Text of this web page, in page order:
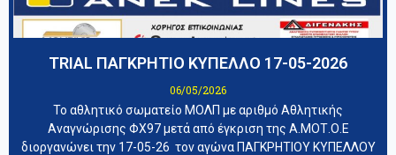
TRIAL ΠΑΓΚΡΗΤΙΟ ΚΥΠΕΛΛΟ 17-05-2026
06/05/2026
Το αθλητικό σωματείο ΜΟΛΠ με αριθμό Αθλητικής
Αναγνώρισης ΦΧ97 μετά από έγκριση της Α.ΜΟΤ.Ο.Ε
διοργανώνει την 17-05-26 τον αγώνα ΠΑΓΚΡΗΤΙΟΥ ΚΥΠΕΛΛΟΥ